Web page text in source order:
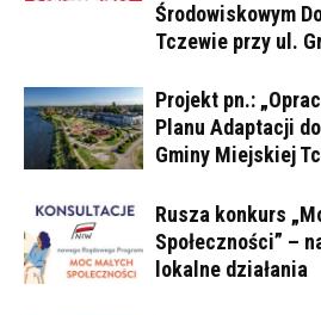
Środowiskowym
Tczewie przy ul.
Projekt pn.:
Planu Adaptacji
Gminy Miejskiej
Rusza konkurs
Społeczności” –
lokalne działania